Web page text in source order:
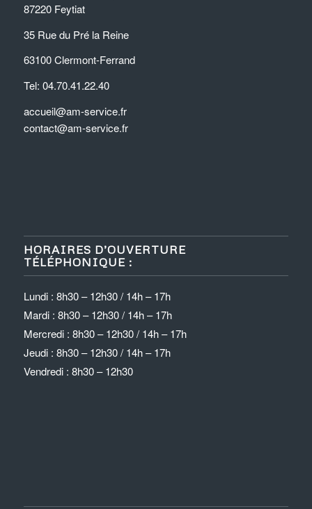
87220 Feytiat
35 Rue du Pré la Reine
63100 Clermont-Ferrand
Tel: 04.70.41.22.40
accueil@am-service.fr
contact@am-service.fr
HORAIRES D’OUVERTURE
TÉLÉPHONIQUE :
Lundi : 8h30 – 12h30 / 14h – 17h
Mardi : 8h30 – 12h30 / 14h – 17h
Mercredi : 8h30 – 12h30 / 14h – 17h
Jeudi : 8h30 – 12h30 / 14h – 17h
Vendredi : 8h30 – 12h30